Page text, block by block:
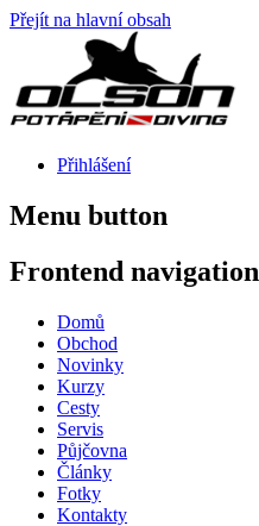
Přejít na hlavní obsah
Přihlášení
Menu button
Frontend navigation
Domů
Obchod
Novinky
Kurzy
Cesty
Servis
Půjčovna
Články
Fotky
Kontakty